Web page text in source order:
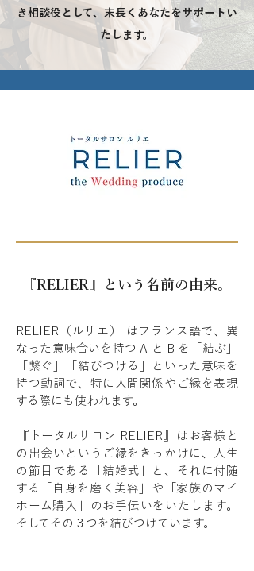
き相談役として、末長くあなたをサポートい
たします。
​『RELIER』という名前の由来。
RELIER（ルリエ） はフランス語で、異
なった意味合いを持つ A と B を「結ぶ」
「繋ぐ」「結びつける」といった意味を
持つ動詞で、特に人間関係やご縁を表現
する際にも使われます。
​『トータルサロン RELIER』はお客様と
の出会いというご縁をきっかけに、人生
の節目である「結婚式」と、それに付随
する「自身を磨く美容」や「家族のマイ
ホーム購入」のお手伝いをいたします。
そしてその３つを結びつけています。